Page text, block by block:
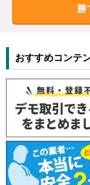
勝
おすすめコンテ